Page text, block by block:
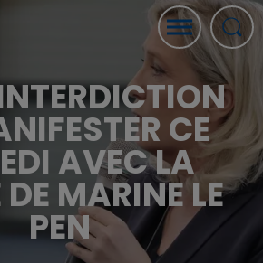
CE
AVEC LA
MARINE LE
PEN